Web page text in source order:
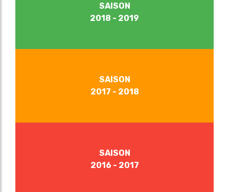
SAISON
2018 - 2019
SAISON
2017 - 2018
SAISON
2016 - 2017